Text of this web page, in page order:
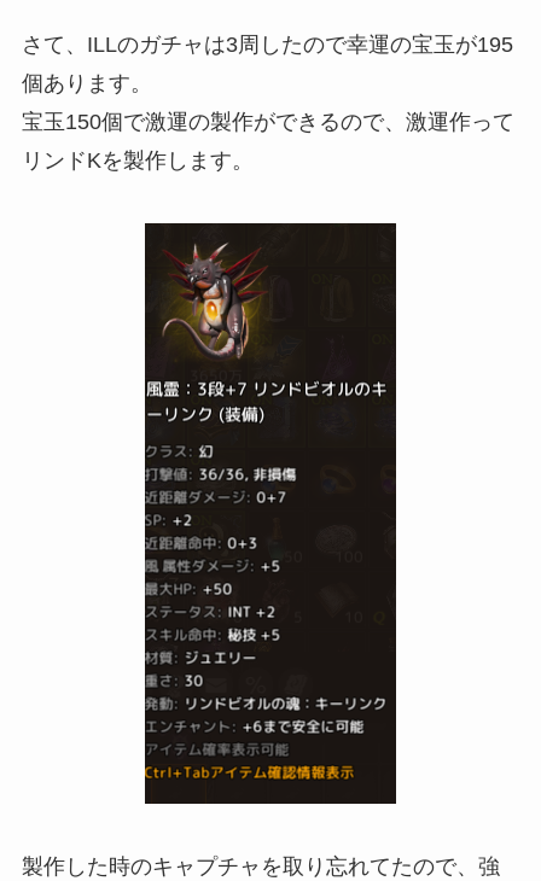
さて、ILLのガチャは3周したので幸運の宝玉が195
個あります。
宝玉150個で激運の製作ができるので、激運作って
リンドKを製作します。
製作した時のキャプチャを取り忘れてたので、強